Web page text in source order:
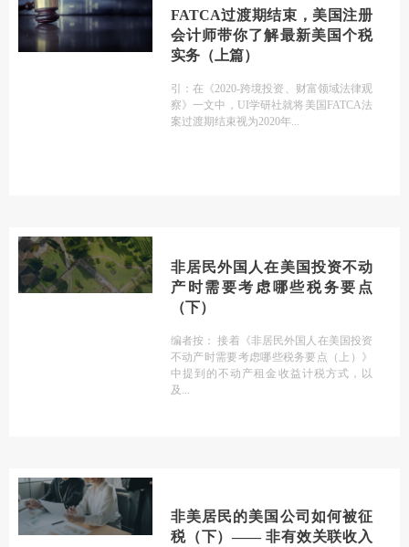
FATCA过渡期结束，美国注册
会计师带你了解最新美国个税
实务（上篇）
引：在《2020-跨境投资、财富领域法律观
察》一文中，UI学研社就将美国FATCA法
案过渡期结束视为2020年
非居民外国人在美国投资不动
产时需要考虑哪些税务要点
（下）
编者按： 接着《非居民外国人在美国投资
不动产时需要考虑哪些税务要点（上）》
中提到的不动产租金收益计税方式，以
及
非美居民的美国公司如何被征
税（下）—— 非有效关联收入